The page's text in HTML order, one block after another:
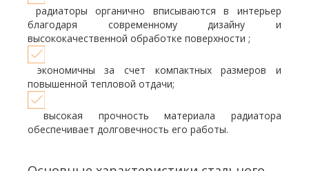
радиаторы органично вписываются в интерьер
благодаря современному дизайну и
высококачественной обработке поверхности ;
экономичны за счет компактных размеров и
повышенной тепловой отдачи;
высокая прочность материала радиатора
обеспечивает долговечность его работы.